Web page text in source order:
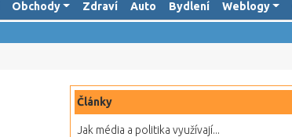
Obchody Zdraví Auto Bydlení Weblogy
Články
Jak média a politika využívají...